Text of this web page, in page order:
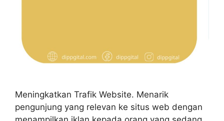
Meningkatkan Trafik Website. Menarik
pengunjung yang relevan ke situs web dengan